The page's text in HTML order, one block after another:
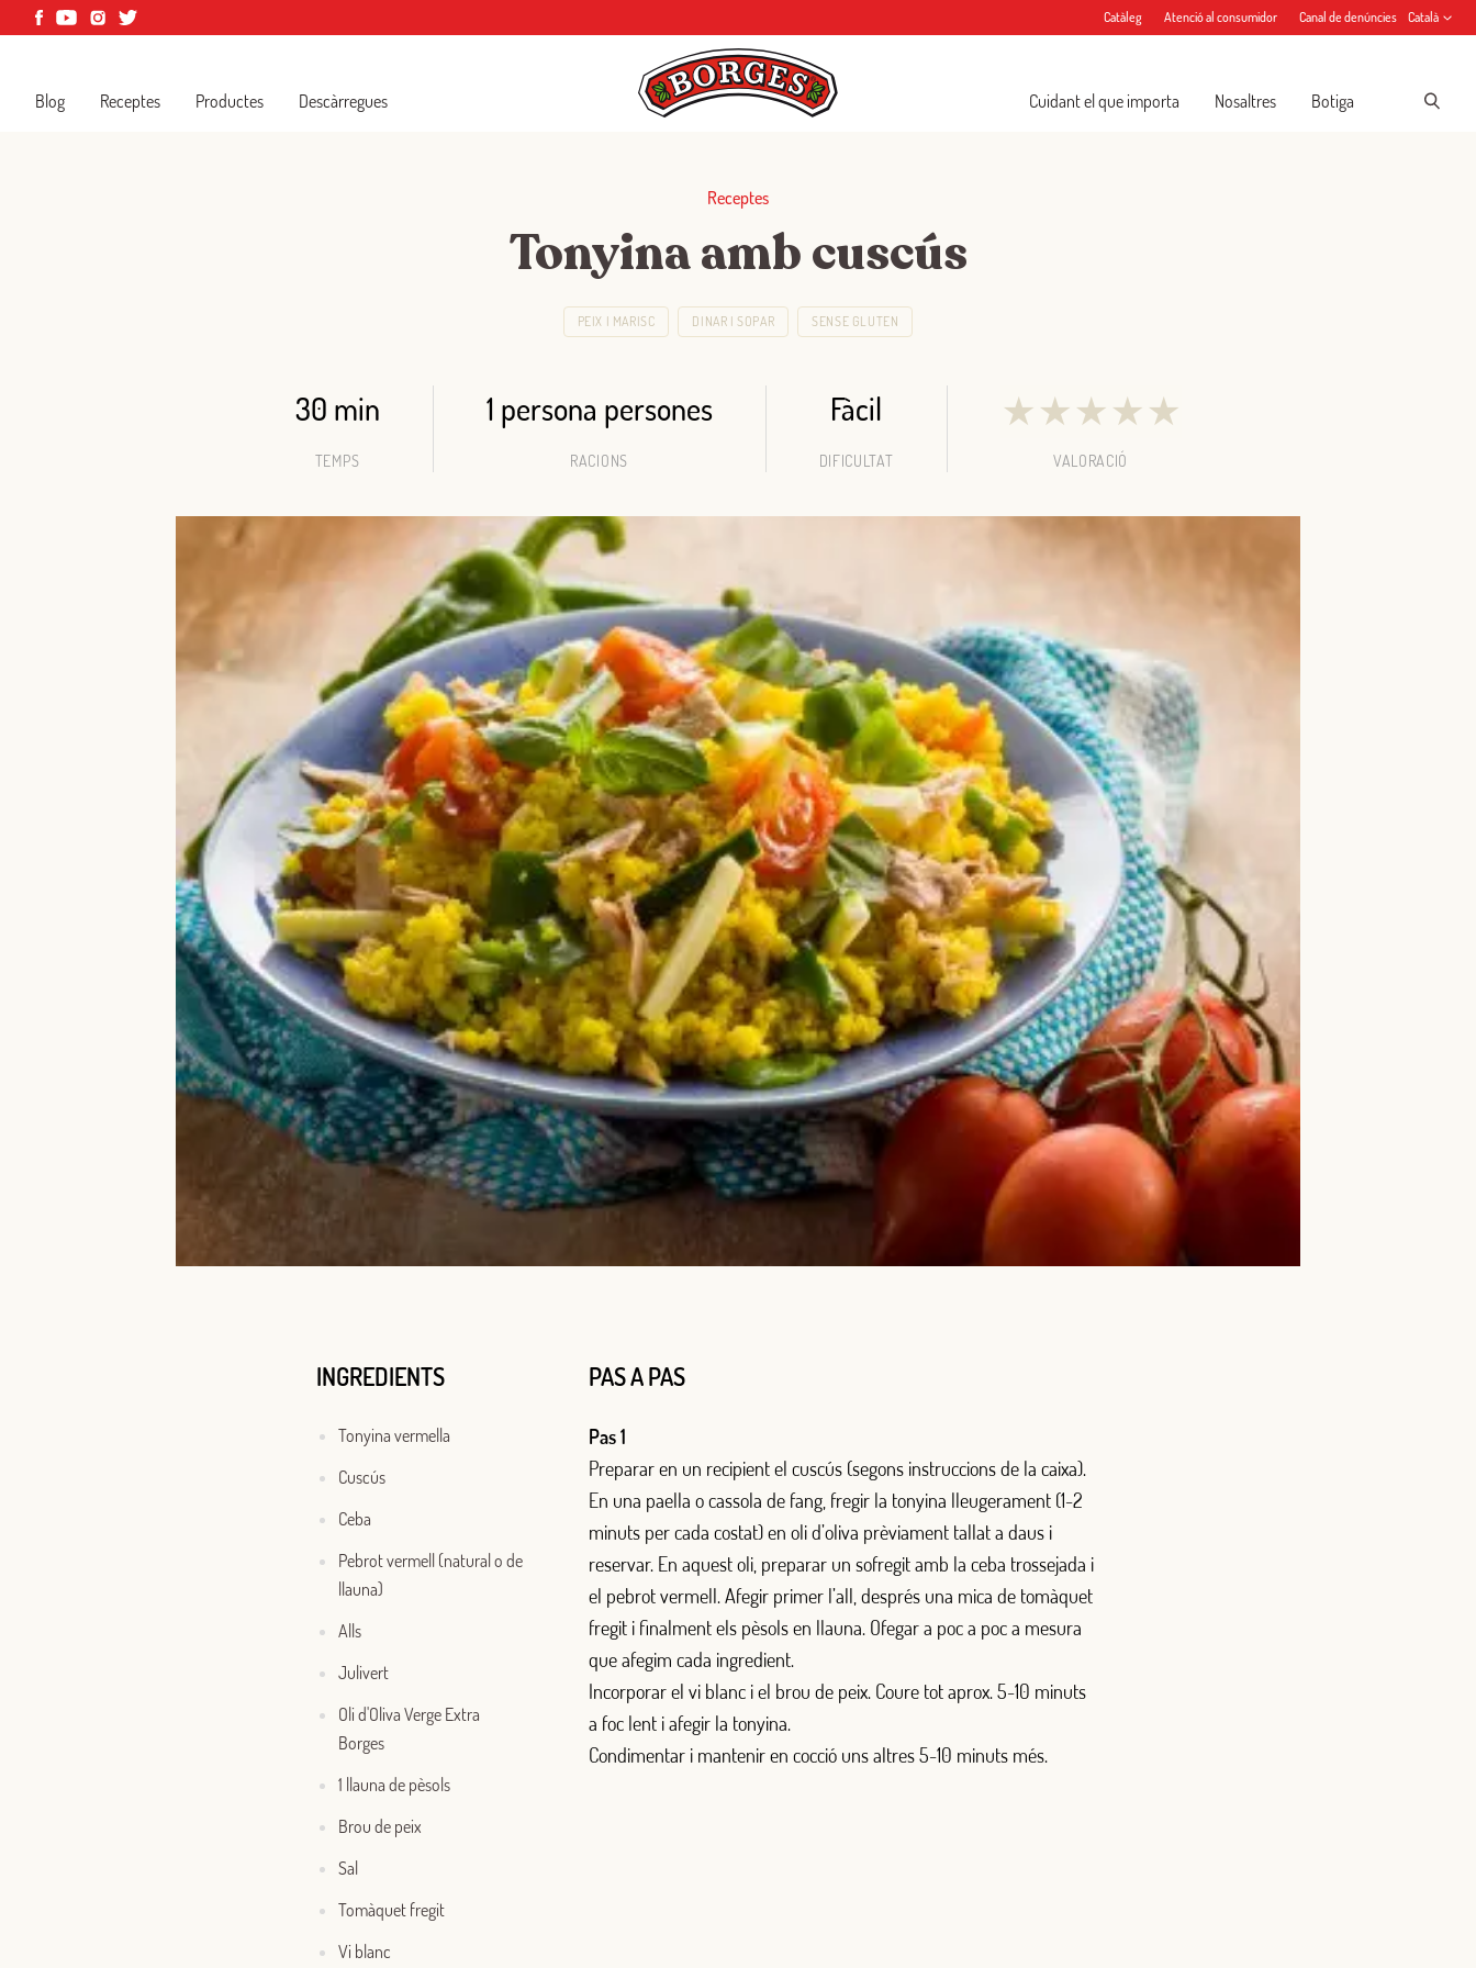
Catàleg Atenció al consumidor Canal de denúncies Català
Blog Receptes Productes Descàrregues Cuidant el que importa Nosaltres Botiga
Receptes
Tonyina amb cuscús
PEIX I MARISC DINAR I SOPAR SENSE GLUTEN
30 min
TEMPS
1 persona persones
RACIONS
Fàcil
DIFICULTAT
★★★★★
VALORACIÓ
INGREDIENTS
Tonyina vermella
Cuscús
Ceba
Pebrot vermell (natural o de
llauna)
Alls
Julivert
Oli d'Oliva Verge Extra
Borges
1 llauna de pèsols
Brou de peix
Sal
Tomàquet fregit
Vi blanc
PAS A PAS
Pas 1
Preparar en un recipient el cuscús (segons instruccions de la caixa).
En una paella o cassola de fang, fregir la tonyina lleugerament (1-2
minuts per cada costat) en oli d’oliva prèviament tallat a daus i
reservar. En aquest oli, preparar un sofregit amb la ceba trossejada i
el pebrot vermell. Afegir primer l’all, després una mica de tomàquet
fregit i finalment els pèsols en llauna. Ofegar a poc a poc a mesura
que afegim cada ingredient.
Incorporar el vi blanc i el brou de peix. Coure tot aprox. 5-10 minuts
a foc lent i afegir la tonyina.
Condimentar i mantenir en cocció uns altres 5-10 minuts més.
Iniciar sessió amb Google
Inicia sessió amb Facebook
O AMB LA TEVA ADREÇA DE CORREU ELECTRÒNIC